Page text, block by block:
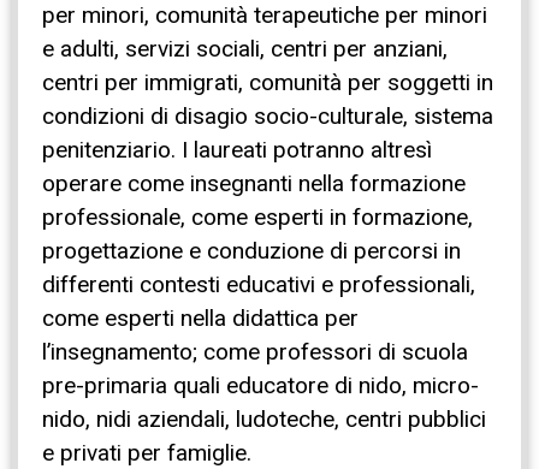
per minori, comunità terapeutiche per minori
e adulti, servizi sociali, centri per anziani,
centri per immigrati, comunità per soggetti in
condizioni di disagio socio-culturale, sistema
penitenziario. I laureati potranno altresì
operare come insegnanti nella formazione
professionale, come esperti in formazione,
progettazione e conduzione di percorsi in
differenti contesti educativi e professionali,
come esperti nella didattica per
l’insegnamento; come professori di scuola
pre-primaria quali educatore di nido, micro-
nido, nidi aziendali, ludoteche, centri pubblici
e privati per famiglie.